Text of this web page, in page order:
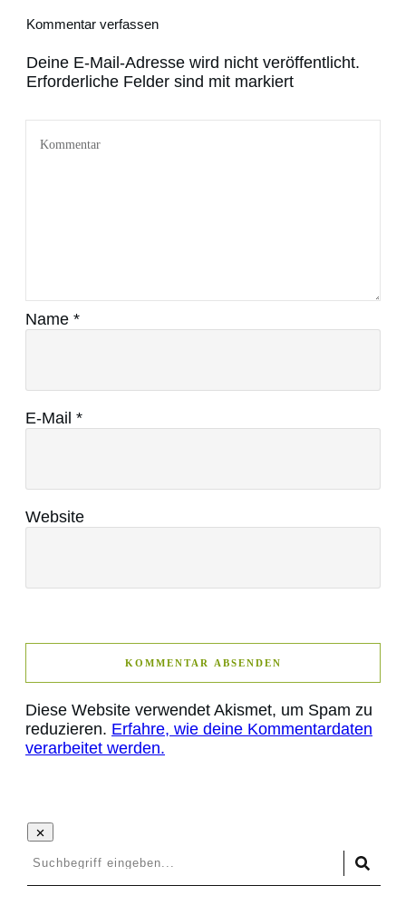
Kommentar verfassen
Deine E-Mail-Adresse wird nicht veröffentlicht.
Erforderliche Felder sind mit markiert
Name *
E-Mail *
Website
KOMMENTAR ABSENDEN
Diese Website verwendet Akismet, um Spam zu
reduzieren. Erfahre, wie deine Kommentardaten
verarbeitet werden.